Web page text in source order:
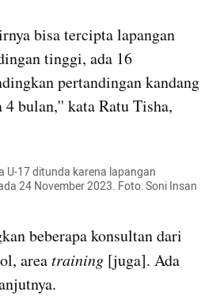
bisa tercipta lapangan
tinggi, ada 16
pertandingan kandang
bulan,'' kata Ratu Tisha,
U-17 ditunda karena lapangan
24 November 2023. Foto: Soni Insan
beberapa konsultan dari
area training [juga]. Ada